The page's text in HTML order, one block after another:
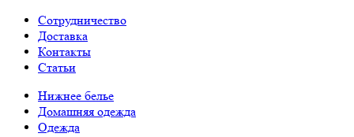
Cотрудничество
Доставка
Контакты
Статьи
Нижнее белье
Домашняя одежда
Одежда